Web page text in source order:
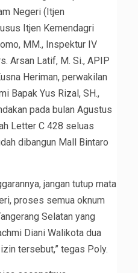
Negeri (Itjen
Itjen Kemendagri
MM., Inspektur IV
Arsan Latif, M. Si., APIP
Heriman, perwakilan
Bapak Yus Rizal, SH.,
pada bulan Agustus
Letter C 428 seluas
dibangun Mall Bintaro
jangan tutup mata
proses semua oknum
Selatan yang
Diani Walikota dua
tersebut,” tegas Poly.